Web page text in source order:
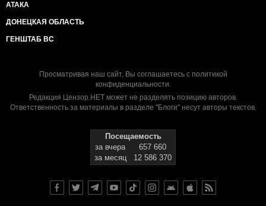
АТАКА
ДОНЕЦКАЯ ОБЛАСТЬ
ГЕНШТАБ ВС
Просматривая наш сайт, Вы соглашаетесь с политикой
конфиденциальности.
Редакция Цензор.НЕТ может не разделять позицию авторов.
Ответственность за материалы в разделе "Блоги" несут авторы текстов.
Посещаемость
за вчера
657 660
за месяц
12 586 370